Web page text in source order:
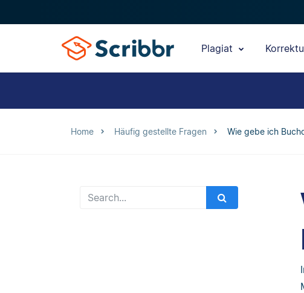
Plagiat
Home Häufig gestellte Fragen Wie gebe ich